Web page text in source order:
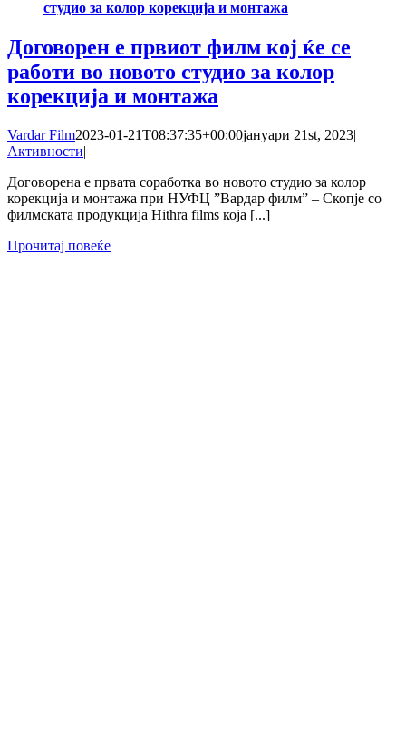
студио за колор корекција и монтажа
Договорен е првиот филм кој ќе се
работи во новото студио за колор
корекција и монтажа
Vardar Film2023-01-21T08:37:35+00:00јануари 21st, 2023|
Активности|
Договорена е првата соработка во новото студио за колор
корекција и монтажа при НУФЦ ˮВардар филмˮ – Скопје со
филмската продукција Hithra films која [...]
Прочитај повеќе